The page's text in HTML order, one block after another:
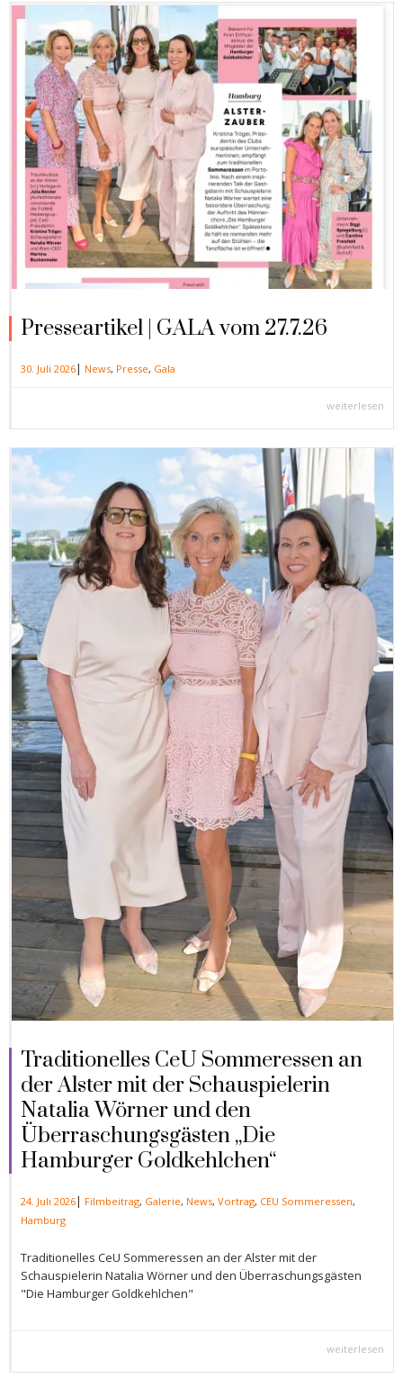
Presseartikel | GALA vom 27.7.26
30. Juli 2026| News, Presse, Gala
weiterlesen
Traditionelles CeU Sommeressen an
der Alster mit der Schauspielerin
Natalia Wörner und den
Überraschungsgästen „Die
Hamburger Goldkehlchen“
24. Juli 2026| Filmbeitrag, Galerie, News, Vortrag, CEU Sommeressen,
Hamburg
Traditionelles CeU Sommeressen an der Alster mit der
Schauspielerin Natalia Wörner und den Überraschungsgästen
"Die Hamburger Goldkehlchen"
weiterlesen